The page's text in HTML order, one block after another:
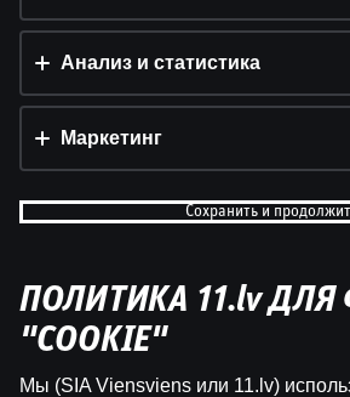
Dāvis 13 мар. 2025 г.
Принять всё
Настройки и
Анализ и статистика
Маркетинг
Сохранить и
ПОЛИТИКА 11.lv
"COOKIE"
Мы (SIA Viensviens или 11.lv)